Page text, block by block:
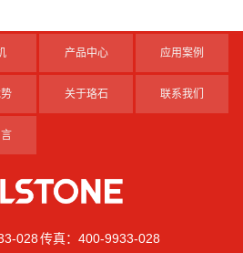
产品中心 应用案例
关于珞石 联系我们
028 传真：400-9933-028